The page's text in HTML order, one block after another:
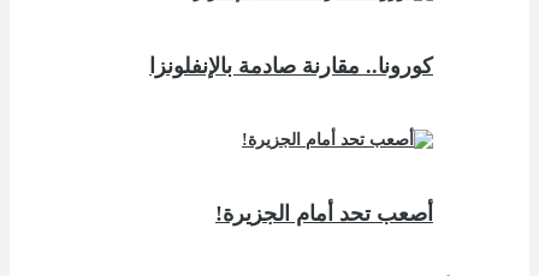
كورونا.. مقارنة صادمة بالإنفلونزا
أصعب تحد أمام الجزيرة!